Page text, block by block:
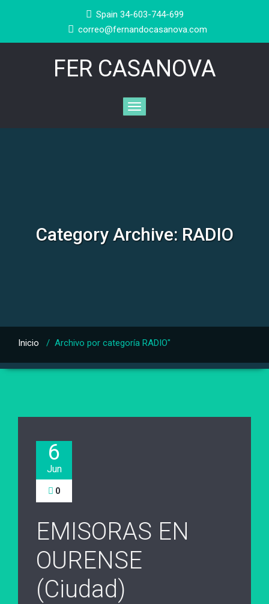
Spain 34-603-744-699
correo@fernandocasanova.com
FER CASANOVA
Category Archive: RADIO
Inicio / Archivo por categoría RADIO"
6
Jun
0
EMISORAS EN
OURENSE
(Ciudad)